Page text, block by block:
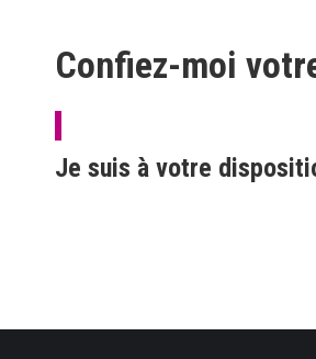
Confiez-moi
Je suis à votre